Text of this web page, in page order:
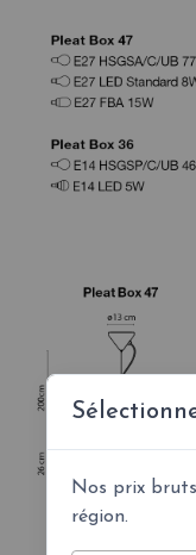
Nos prix
région.